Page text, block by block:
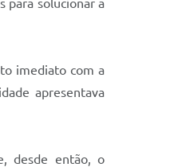
para solucionar a
imediato com a
apresentava
desde então, o